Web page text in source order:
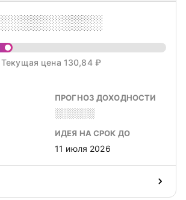
░░░░░░░░░░
Текущая цена 130,84 ₽
ПРОГНОЗ ДОХОДНОСТИ
░░░░░░
ИДЕЯ НА СРОК ДО
11 июля 2026